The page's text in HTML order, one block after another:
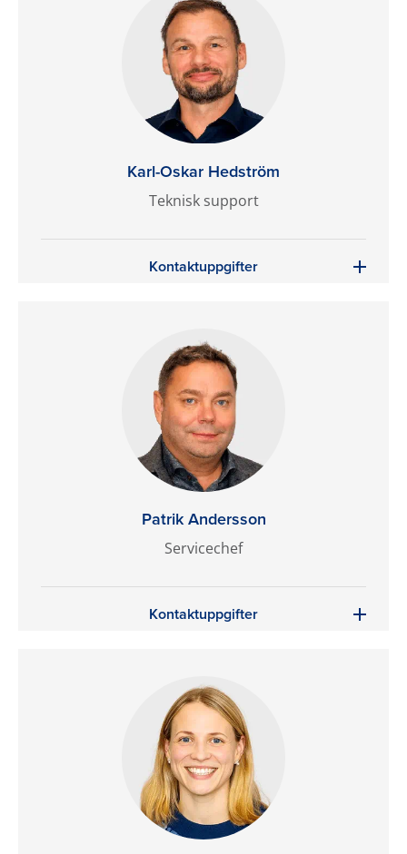
Karl-Oskar Hedström
Teknisk support
Kontaktuppgifter
Patrik Andersson
Servicechef
Kontaktuppgifter